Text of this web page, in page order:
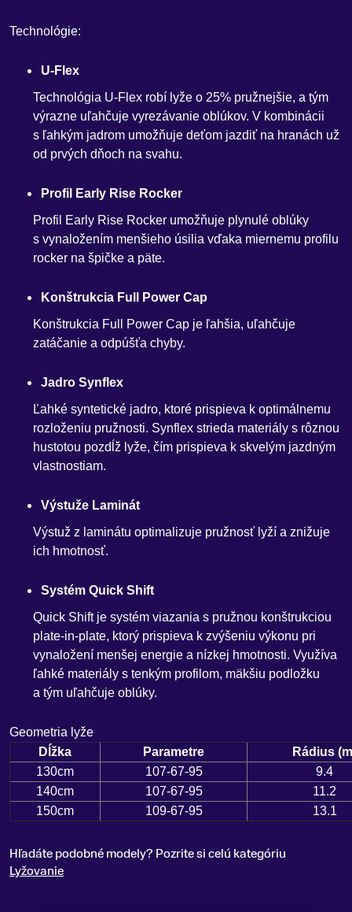
Technológie:
U-Flex
Technológia U-Flex robí lyže o 25% pružnejšie, a tým
výrazne uľahčuje vyrezávanie oblúkov. V kombinácii
s ľahkým jadrom umožňuje deťom jazdiť na hranách už
od prvých dňoch na svahu.
Profil Early Rise Rocker
Profil Early Rise Rocker umožňuje plynulé oblúky
s vynaložením menšieho úsilia vďaka miernemu profilu
rocker na špičke a päte.
Konštrukcia Full Power Cap
Konštrukcia Full Power Cap je ľahšia, uľahčuje
zatáčanie a odpúšťa chyby.
Jadro Synflex
Ľahké syntetické jadro, ktoré prispieva k optimálnemu
rozloženiu pružnosti. Synflex strieda materiály s rôznou
hustotou pozdĺž lyže, čím prispieva k skvelým jazdným
vlastnostiam.
Výstuže Laminát
Výstuž z laminátu optimalizuje pružnosť lyží a znižuje
ich hmotnosť.
Systém Quick Shift
Quick Shift je systém viazania s pružnou konštrukciou
plate-in-plate, ktorý prispieva k zvýšeniu výkonu pri
vynaložení menšej energie a nízkej hmotnosti. Využíva
ľahké materiály s tenkým profilom, mäkšiu podložku
a tým uľahčuje oblúky.
Geometria lyže
Dĺžka
Parametre
Rádius
130cm
107-67-95
9.4
140cm
107-67-95
11.2
150cm
109-67-95 13.1
Hľadáte podobné modely? Pozrite si celú kategóriu
Lyžovanie